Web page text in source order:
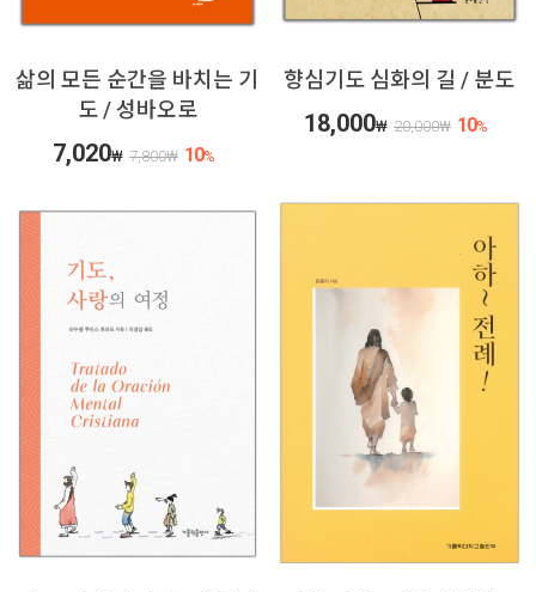
삶의 모든 순간을 바치는 기
도 / 성바오로
7,020₩ 7,800₩ 10%
향심기도 심화의 길 / 분도
18,000₩ 20,000₩ 10%